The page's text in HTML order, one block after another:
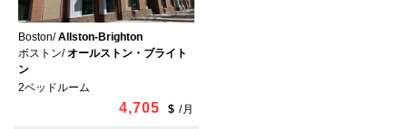
Boston/Allston-Brighton
ボストン/オールストン・ブライト
ン
2ベッドルーム
4,705 $ /月